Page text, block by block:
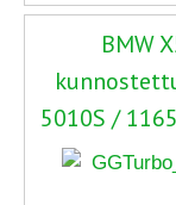
BMW
5010S /